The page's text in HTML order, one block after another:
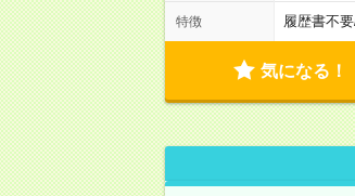
特徴 履歴書不要
気になる！